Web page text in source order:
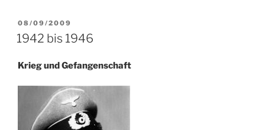
VERÖFFENTLICHT
AM
08/09/2009
1942 bis 1946
Krieg und Gefangenschaft